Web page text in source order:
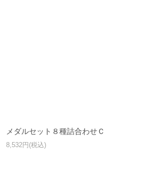
メダルセット８種詰合わせＣ
8,532円(税込)